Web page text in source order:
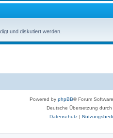
und diskutiert werden.
Powered by phpBB® Forum
Deutsche Übersetzung durch
Datenschutz|